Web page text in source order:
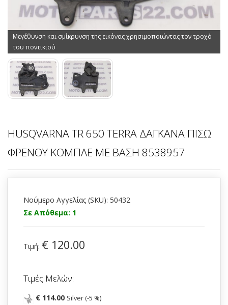
Μεγέθυνση και σμίκρυνση της εικόνας χρησιμοποιώντας τον τροχό
του ποντικιού
HUSQVARNA TR 650 TERRA ΔΑΓΚΑΝΑ ΠΙΣΩ
ΦΡΕΝΟΥ ΚΟΜΠΛΕ ΜΕ ΒΑΣΗ 8538957
Νούμερο Αγγελίας (SKU): 50432
Σε Απόθεμα: 1
Τιμή: € 120.00
Τιμές Μελών:
€ 114.00 Silver (-5 %)